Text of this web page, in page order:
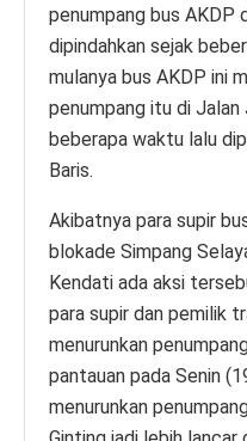
penumpang bus AKDP
dipindahkan sejak
mulanya bus AKDP ini
penumpang itu di Jalan
beberapa waktu lalu
Baris.
Akibatnya para supir
blokade Simpang
Kendati ada aksi
para supir dan pemilik
menurunkan
pantauan pada Senin
menurunkan